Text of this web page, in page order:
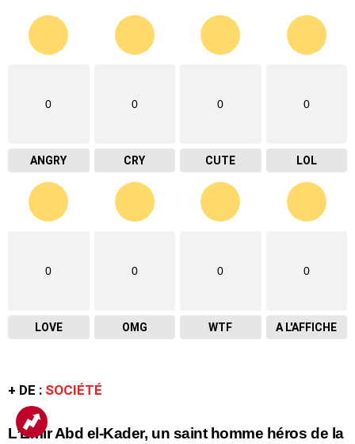
0
ANGRY
0
CRY
0
CUTE
0
LOL
0
LOVE
0
OMG
0
WTF
0
A L'AFFICHE
+ DE : SOCIÉTÉ
L’Emir Abd el-Kader, un saint homme héros de la